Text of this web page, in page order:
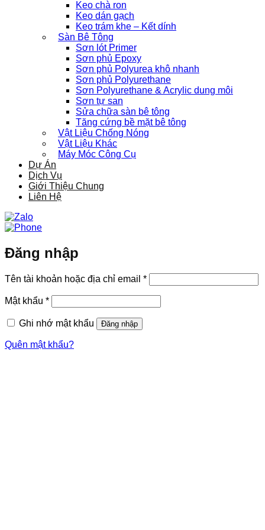
Keo chà ron
Keo dán gạch
Keo trám khe – Kết dính
Sàn Bê Tông
Sơn lót Primer
Sơn phủ Epoxy
Sơn phủ Polyurea khô nhanh
Sơn phủ Polyurethane
Sơn Polyurethane & Acrylic dung môi
Sơn tự san
Sửa chữa sàn bê tông
Tăng cứng bề mặt bê tông
Vật Liệu Chống Nóng
Vật Liệu Khác
Máy Móc Công Cụ
Dự Án
Dịch Vụ
Giới Thiệu Chung
Liên Hệ
Đăng nhập
Tên tài khoản hoặc địa chỉ email *Bắt
buộc
Mật khẩu *Bắt
buộc
Ghi nhớ mật khẩu
Đăng nhập
Quên mật khẩu?